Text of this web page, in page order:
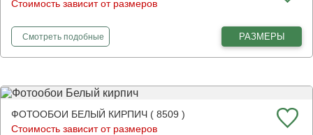
Стоимость зависит от размеров
Смотретьфотообои
подобные РАЗМЕРЫ
ФОТООБОИ БЕЛЫЙ КИРПИЧ ( 8509 )
Стоимость зависит от размеров